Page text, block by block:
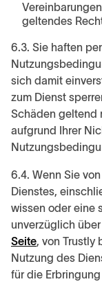
geltendes
6.3. Sie haften
sich damit
zum Dienst
Schäden geltend
aufgrund Ihrer
6.4. Wenn Sie
Dienstes,
wissen oder eine
unverzüglich
Seite, von
Nutzung des
für die